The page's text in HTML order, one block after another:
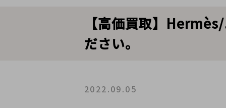
【高価買取】
ださい。
2022.09.05